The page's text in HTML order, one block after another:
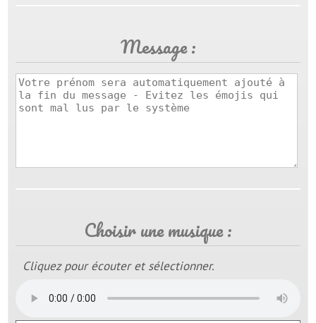
Message :
Choisir une musique :
Cliquez pour écouter et sélectionner.